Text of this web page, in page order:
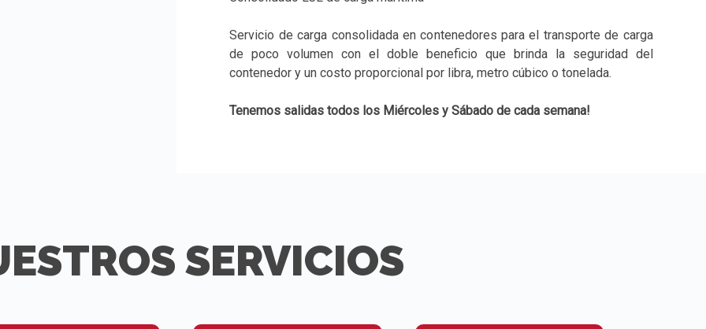
Servicio de carga consolidada en contenedores para el transporte de carga
de poco volumen con el doble beneficio que brinda la seguridad del
contenedor y un costo proporcional por libra, metro cúbico o tonelada.
Tenemos salidas todos los Miércoles y Sábado de cada semana!
SERVICIOS